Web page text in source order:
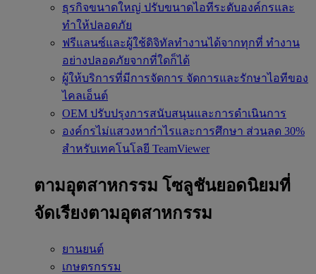
ธุรกิจขนาดใหญ่ ปรับขนาดไอทีระดับองค์กรและ
ทำให้ปลอดภัย
ฟรีแลนซ์และผู้ใช้ดิจิทัลทำงานได้จากทุกที่ ทำงาน
อย่างปลอดภัยจากที่ใดก็ได้
ผู้ให้บริการที่มีการจัดการ จัดการและรักษาไอทีของ
ไคลเอ็นต์
OEM ปรับปรุงการสนับสนุนและการดำเนินการ
องค์กรไม่แสวงหากำไรและการศึกษา ส่วนลด 30%
สำหรับเทคโนโลยี TeamViewer
ตามอุตสาหกรรม โซลูชันยอดนิยมที่
จัดเรียงตามอุตสาหกรรม
ยานยนต์
เกษตรกรรม